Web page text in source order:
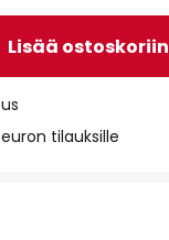
Lisää ostoskoriin
tilauksille